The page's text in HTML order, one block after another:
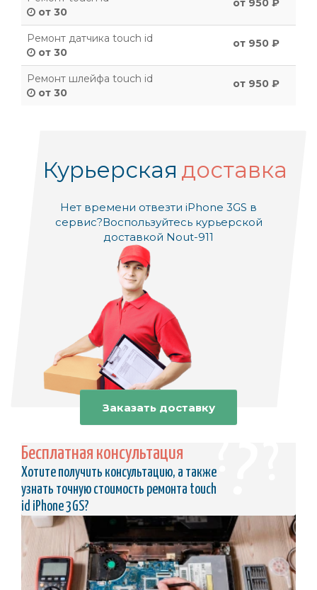
от 30
от 950 ₽
Ремонт датчика touch id
от 30
от 950 ₽
Ремонт шлейфа touch id
от 30
от 950 ₽
Курьерская доставка
Нет времени отвезти iPhone 3GS в
сервис?Воспользуйтесь курьерской
доставкой Nout-911
Заказать доставку
Бесплатная консультация
Хотите получить консультацию, а также
узнать точную стоимость ремонта touch
id iPhone 3GS?